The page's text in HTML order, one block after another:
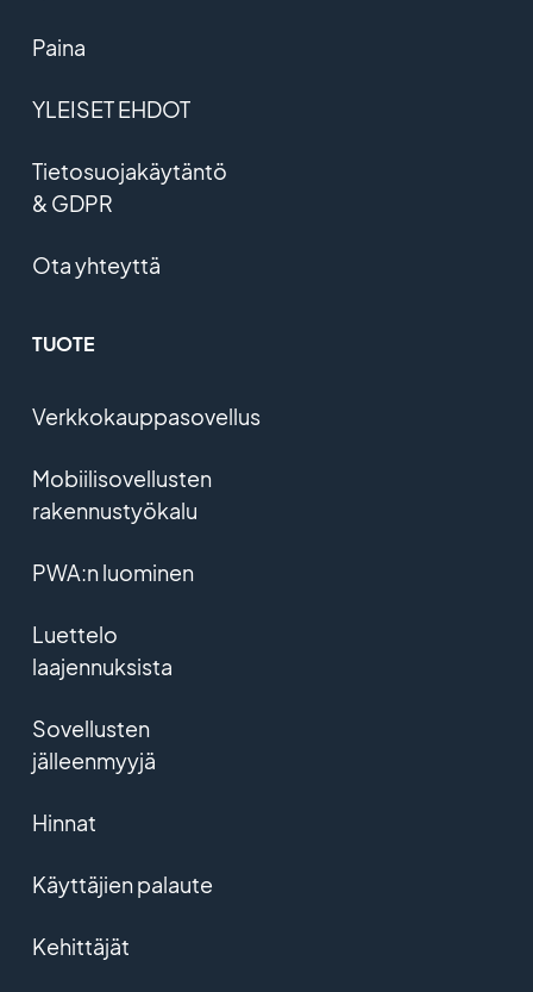
Paina
YLEISET EHDOT
Tietosuojakäytäntö
& GDPR
Ota yhteyttä
TUOTE
Verkkokauppasovellus
Mobiilisovellusten
rakennustyökalu
PWA:n luominen
Luettelo
laajennuksista
Sovellusten
jälleenmyyjä
Hinnat
Käyttäjien palaute
Kehittäjät